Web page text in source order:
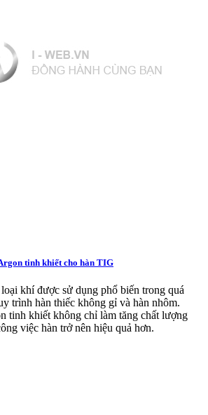
tinh khiết cho hàn TIG
khí được sử dụng phổ biến trong quá
trình hàn thiếc không gỉ và hàn nhôm.
tinh khiết không chỉ làm tăng chất lượng
việc hàn trở nên hiệu quả hơn.